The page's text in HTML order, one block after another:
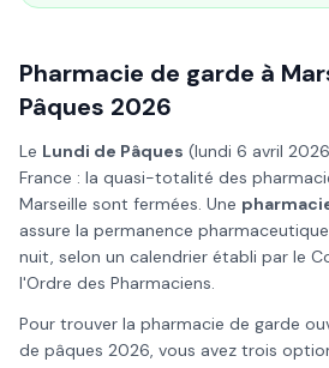
Pharmacie de garde à
Pâques 2026
Le Lundi de Pâques (lundi 6 avril 2026
France : la quasi-totalité des
Marseille sont fermées. Une
assure la permanence
nuit, selon un calendrier établi par le
l'Ordre des Pharmaciens.
Pour trouver la pharmacie de garde
de pâques 2026, vous avez trois